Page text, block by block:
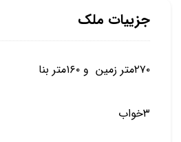
جزییات ملک
۲۷۰متر زمین و ۱۶۰متر بنا
۳خواب